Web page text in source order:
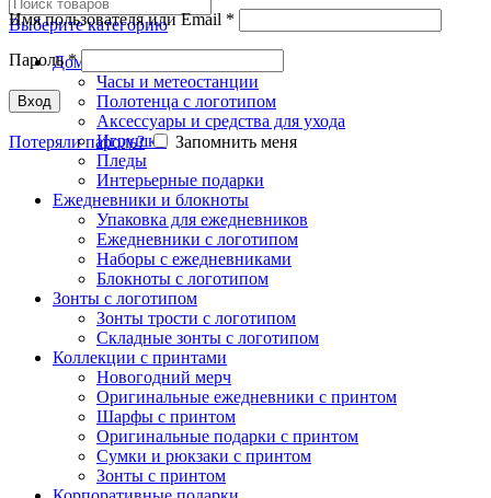
Выберите категорию
Дом
Часы и метеостанции
Полотенца с логотипом
Аксессуары и средства для ухода
Игрушки
Пледы
Интерьерные подарки
Ежедневники и блокноты
Упаковка для ежедневников
Ежедневники с логотипом
Наборы с ежедневниками
Блокноты с логотипом
Зонты с логотипом
Зонты трости с логотипом
Складные зонты с логотипом
Коллекции с принтами
Новогодний мерч
Оригинальные ежедневники с принтом
Шарфы с принтом
Оригинальные подарки с принтом
Сумки и рюкзаки с принтом
Зонты с принтом
Имя пользователя или Email *
Пароль*
Вход
Потеряли пароль? Запомнить меня